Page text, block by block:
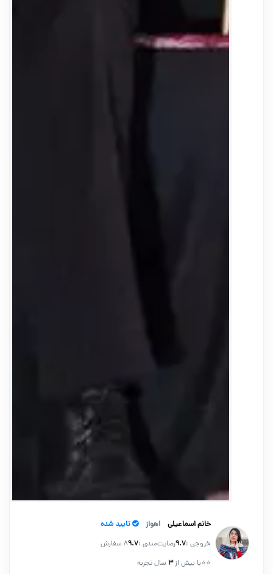
خانم اسماعیلی اهواز تایید شده
خروجی :۹.۷رضایت‌مندی :۹.۷8 سفارش
⭐⭐با بیش از۳ سال تجربه